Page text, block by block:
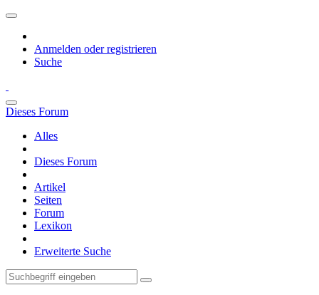
Anmelden oder registrieren
Suche
Dieses Forum
Alles
Dieses Forum
Artikel
Seiten
Forum
Lexikon
Erweiterte Suche